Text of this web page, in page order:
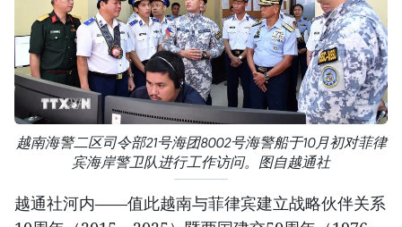
越南海警二区司令部21号海团8002号海警船于10月初对菲律
宾海岸警卫队进行工作访问。图自越通社
越通社河内——值此越南与菲律宾建立战略伙伴关系